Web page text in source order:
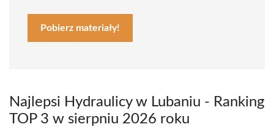
Pobierz materiały!
Najlepsi Hydraulicy w Lubaniu - Ranking
TOP 3 w sierpniu 2026 roku